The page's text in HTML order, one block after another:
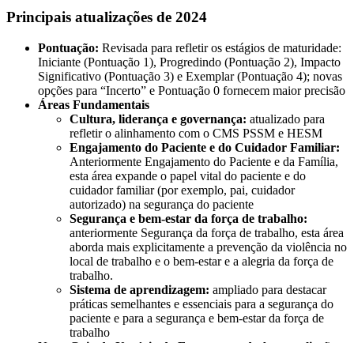
Principais atualizações de 2024
Pontuação: Revisada para refletir os estágios de maturidade:
Iniciante (Pontuação 1), Progredindo (Pontuação 2), Impacto
Significativo (Pontuação 3) e Exemplar (Pontuação 4); novas
opções para “Incerto” e Pontuação 0 fornecem maior precisão
Áreas Fundamentais
Cultura, liderança e governança: atualizado para
refletir o alinhamento com o CMS PSSM e HESM
Engajamento do Paciente e do Cuidador Familiar:
Anteriormente Engajamento do Paciente e da Família,
esta área expande o papel vital do paciente e do
cuidador familiar (por exemplo, pai, cuidador
autorizado) na segurança do paciente
Segurança e bem-estar da força de trabalho:
anteriormente Segurança da força de trabalho, esta área
aborda mais explicitamente a prevenção da violência no
local de trabalho e o bem-estar e a alegria da força de
trabalho.
Sistema de aprendizagem: ampliado para destacar
práticas semelhantes e essenciais para a segurança do
paciente e para a segurança e bem-estar da força de
trabalho